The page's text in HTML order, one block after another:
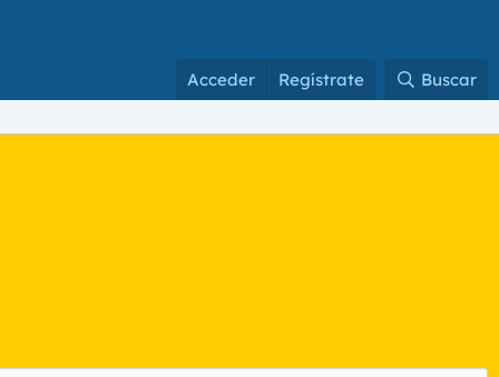
Acceder Regístrate Buscar